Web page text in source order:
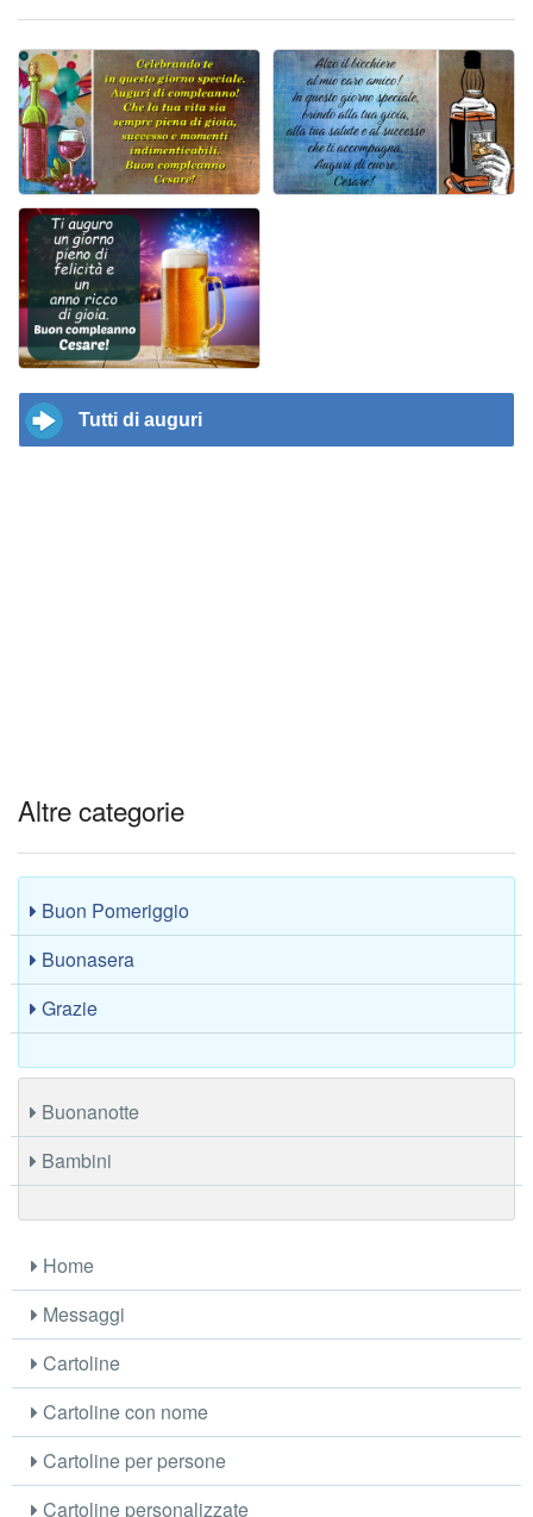
Tutti di auguri
Altre categorie
Buon Pomeriggio
Buonasera
Grazie
Buonanotte
Bambini
Home
Messaggi
Cartoline
Cartoline con nome
Cartoline per persone
Cartoline personalizzate